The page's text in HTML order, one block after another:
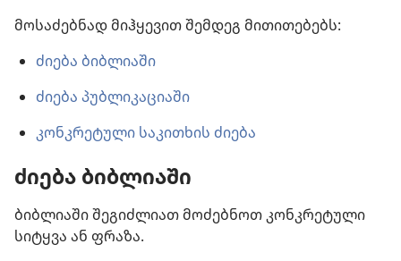
მოსაძებნად მიჰყევით შემდეგ მითითებებს:
ძიება ბიბლიაში
ძიება პუბლიკაციაში
კონკრეტული საკითხის ძიება
ძიება ბიბლიაში
ბიბლიაში შეგიძლიათ მოძებნოთ კონკრეტული
სიტყვა ან ფრაზა.